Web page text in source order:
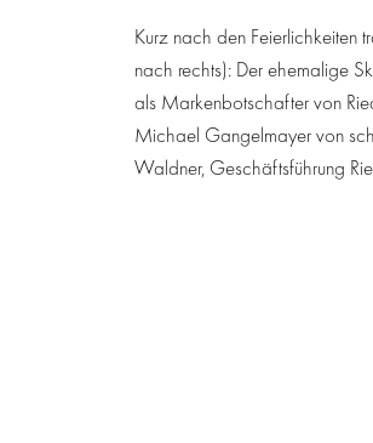
Kurz nach den Feierlichkeiten
nach rechts): Der ehemalige
als Markenbotschafter von
Michael Gangelmayer von
Waldner, Geschäftsführung